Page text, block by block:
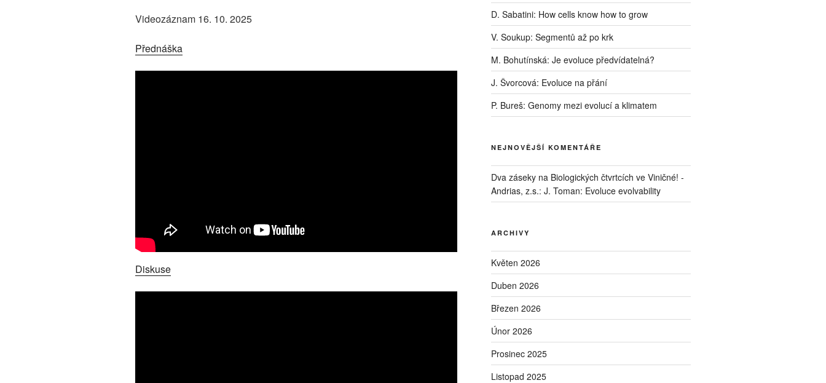
Videozáznam 16. 10. 2025
Přednáška
Diskuse
D. Sabatini: How cells know how to grow
V. Soukup: Segmentů až po krk
M. Bohutínská: Je evoluce předvídatelná?
J. Švorcová: Evoluce na přání
P. Bureš: Genomy mezi evolucí a klimatem
NEJNOVĚJŠÍ KOMENTÁŘE
Dva záseky na Biologických čtvrtcích ve Viničné! -
Andrias, z.s.: J. Toman: Evoluce evolvability
ARCHIVY
Květen 2026
Duben 2026
Březen 2026
Únor 2026
Prosinec 2025
Listopad 2025